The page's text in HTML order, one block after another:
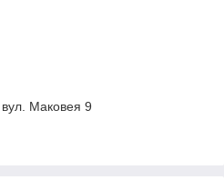
Маковея 9